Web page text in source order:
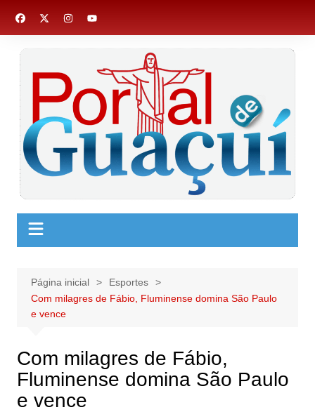
para
Página inicial
Esportes
Com milagres de Fábio, Fluminense domina São Paulo
e vence
Com milagres de Fábio,
Fluminense domina São Paulo
e vence